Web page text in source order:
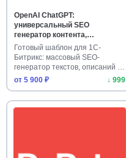
OpenAI ChatGPT:
универсальный SEO
генератор контента,
метатегов и описаний в 2
режимах с PROXY и GPT-4o
Готовый шаблон для 1С-
Битрикс: массовый SEO-
генератор текстов, описаний и
META-т…
от 5 900 ₽ ↓ 999